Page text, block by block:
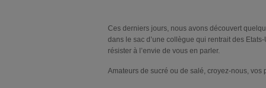
Ces derniers jours, nous avons découvert
dans le sac d’une collègue qui rentrait des
résister à l’envie de vous en parler.
Amateurs de sucré ou de salé, croyez-nous,